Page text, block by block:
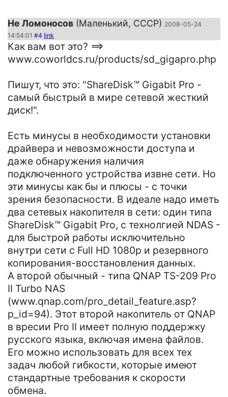
Не Ломоносов (Маленький, СССР) 2008-05-24
14:54:01 #4 link
Как вам вот это? ==>
www.coworldcs.ru/products/sd_gigapro.php
Пишут, что это: "ShareDisk™ Gigabit Pro -
самый быстрый в мире сетевой жесткий
диск!".
Есть минусы в необходимости установки
драйвера и невозможности доступа и
даже обнаружения наличия
подключенного устройства извне сети. Но
эти минусы как бы и плюсы - с точки
зрения безопасности. В идеале надо иметь
два сетевых накопителя в сети: один типа
ShareDisk™ Gigabit Pro, с технолгией NDAS -
для быстрой работы исключительно
внутри сети с Full HD 1080р и резервного
копирования-восстановления данных.
А второй обычный - типа QNAP TS-209 Pro
II Turbo NAS
(www.qnap.com/pro_detail_feature.asp?
p_id=94). Этот второй накопитель от QNAP
в вресии Pro II имеет полную поддержку
русского языка, включая имена файлов.
Его можно использовать для всех тех
задач любой гибкости, которые имеют
стандартные требования к скорости
обмена.